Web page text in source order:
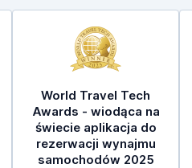
World Travel Tech
Awards - wiodąca na
świecie aplikacja do
rezerwacji wynajmu
samochodów 2025